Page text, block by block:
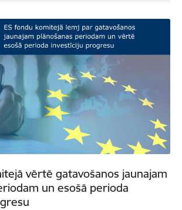
vērtē gatavošanos jaunajam
un esošā perioda